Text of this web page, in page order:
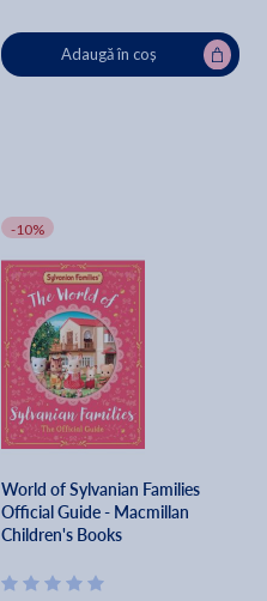
Adaugă în coș
-10%
World of Sylvanian Families
Official Guide - Macmillan
Children's Books